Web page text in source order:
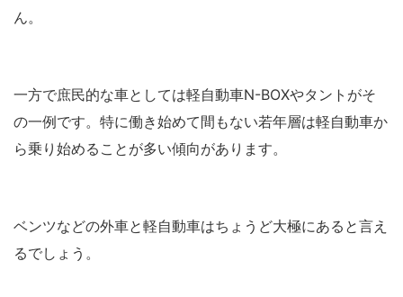
ん。
一方で庶民的な車としては軽自動車N-BOXやタントがそ
の一例です。特に働き始めて間もない若年層は軽自動車か
ら乗り始めることが多い傾向があります。
ベンツなどの外車と軽自動車はちょうど大極にあると言え
るでしょう。